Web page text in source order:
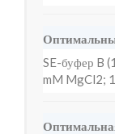
SE-буфер B
mM MgCl2;